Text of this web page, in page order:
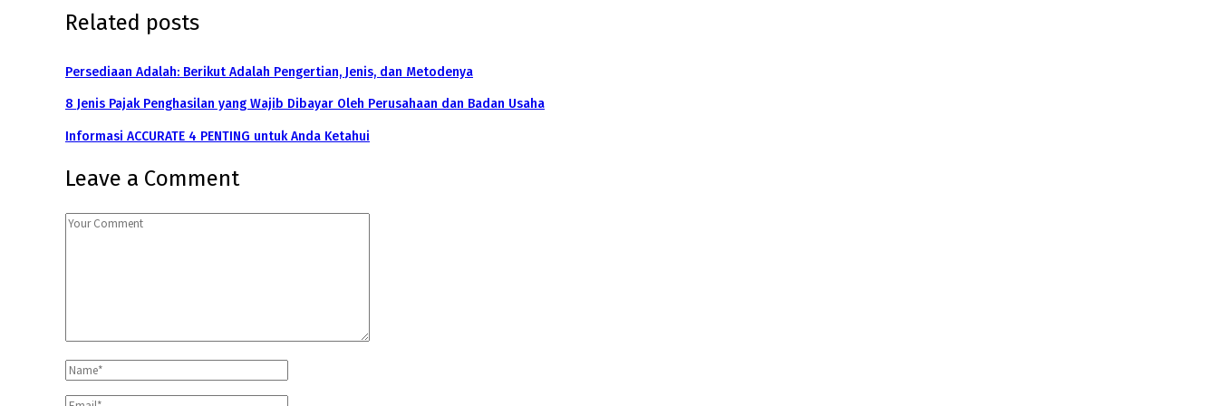
Related posts
Persediaan Adalah: Berikut Adalah Pengertian, Jenis, dan Metodenya
8 Jenis Pajak Penghasilan yang Wajib Dibayar Oleh Perusahaan dan Badan Usaha
Informasi ACCURATE 4 PENTING untuk Anda Ketahui
Leave a Comment